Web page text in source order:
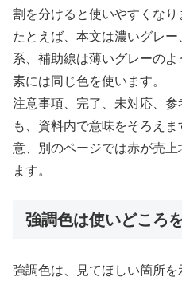
割を分けると使いやすくなり
たとえば、本文は濃いグレ
系、補助線は薄いグレーの
素には同じ色を使います。
注意事項、完了、未対応、
も、資料内で意味をそろえ
意、別のページでは赤が売
ます。
強調色は使いどころ
強調色は、見てほしい箇所